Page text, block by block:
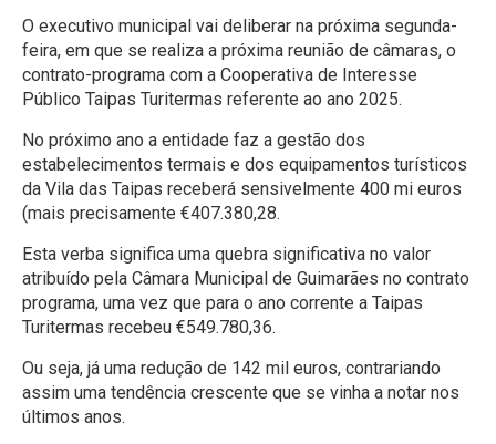
O executivo municipal vai deliberar na próxima segunda-
feira, em que se realiza a próxima reunião de câmaras, o
contrato-programa com a Cooperativa de Interesse
Público Taipas Turitermas referente ao ano 2025.
No próximo ano a entidade faz a gestão dos
estabelecimentos termais e dos equipamentos turísticos
da Vila das Taipas receberá sensivelmente 400 mi euros
(mais precisamente €407.380,28.
Esta verba significa uma quebra significativa no valor
atribuído pela Câmara Municipal de Guimarães no contrato
programa, uma vez que para o ano corrente a Taipas
Turitermas recebeu €549.780,36.
Ou seja, já uma redução de 142 mil euros, contrariando
assim uma tendência crescente que se vinha a notar nos
últimos anos.